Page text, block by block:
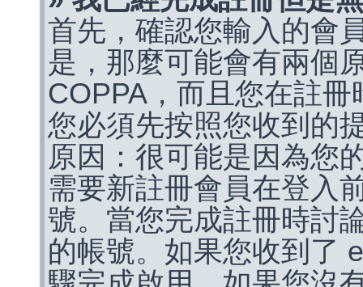
首先，確認您輸入的會
是，那麼可能會有兩個
COPPA，而且您在註
您必須先按照您收到的
原因：很可能是因為您
需要新註冊會員在登入
號。當您完成註冊時討
的帳號。如果您收到了